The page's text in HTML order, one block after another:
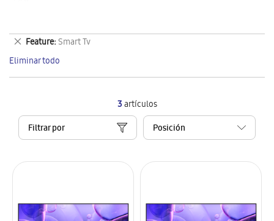
3artículos
Filtrar por
Feature Smart Tv
Eliminar
este
artículo
Eliminar todo